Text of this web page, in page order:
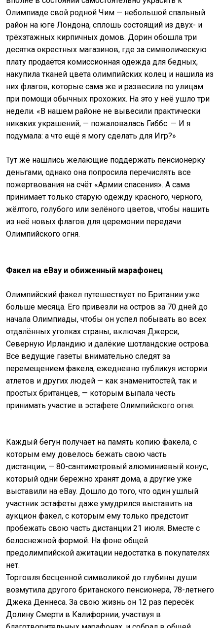
Олимпиаде свой родной Чим — небольшой спальный
район на юге Лондона, сплошь состоящий из двух- и
трёхэтажных кирпичных домов. Дорин обошла три
десятка окрестных магазинов, где за символическую
плату продаётся комиссионная одежда для бедных,
накупила тканей цвета олимпийских колец и нашила из
них флагов, которые сама же и развесила по улицам
при помощи обычных прохожих. На это у неё ушло три
недели. «В нашем районе не вывесили практически
никаких украшений, — пожаловалась Гиббс. — И я
подумала: а что ещё я могу сделать для Игр?»
Тут же нашлись желающие поддержать пенсионерку
деньгами, однако она попросила перечислять все
пожертвования на счёт «Армии спасения». А сама
принимает только старую одежду красного, чёрного,
жёлтого, голубого или зелёного цветов, чтобы нашить
из неё новых флагов для церемонии передачи
Олимпийского огня.
Факел на eBay и обиженный марафонец
Олимпийский факел путешествует по Британии уже
больше месяца. Его привезли на остров за 70 дней до
начала Олимпиады, чтобы он успел побывать во всех
отдалённых уголках страны, включая Джерси,
Северную Ирландию и далёкие шотландские острова.
Все ведущие газеты внимательно следят за
перемещением факела, ежедневно публикуя истории
атлетов и других людей — как знаменитостей, так и
простых британцев, — которым выпала честь
принимать участие в эстафете Олимпийского огня.
Каждый бегун получает на память копию факела, с
которым ему довелось бежать свою часть
дистанции, — 80-сантиметровый алюминиевый конус,
который одни бережно хранят дома, а другие уже
выставили на eBay. Дошло до того, что один ушлый
участник эстафеты даже умудрился выставить на
аукцион факел, с которым ему только предстоит
пробежать свою часть дистанции 21 июля. Вместе с
белоснежной формой. На фоне общей
предолимпийской ажитации недостатка в покупателях
нет.
Торговля бесценной символикой до глубины души
возмутила другого британского пенсионера, 78-летнего
Джека Деннеса. За свою жизнь он 12 раз пересёк
Долину Смерти в Калифорнии, участвуя в